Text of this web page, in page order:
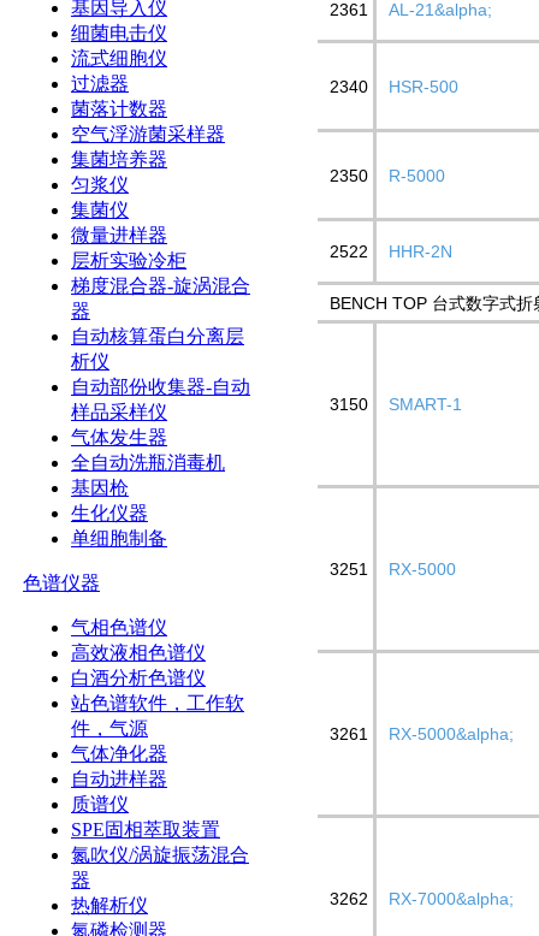
基因导入仪
细菌电击仪
流式细胞仪
过滤器
菌落计数器
空气浮游菌采样器
集菌培养器
匀浆仪
集菌仪
微量进样器
层析实验冷柜
梯度混合器-旋涡混合
器
自动核算蛋白分离层
析仪
自动部份收集器-自动
样品采样仪
气体发生器
全自动洗瓶消毒机
基因枪
生化仪器
单细胞制备
色谱仪器
气相色谱仪
高效液相色谱仪
白酒分析色谱仪
站色谱软件，工作软
件，气源
气体净化器
自动进样器
质谱仪
SPE固相萃取装置
氮吹仪/涡旋振荡混合
器
热解析仪
氮磷检测器
2361 AL-21&alpha;
2340 HSR-500
2350 R-5000
2522 HHR-2N
BENCH TOP 台式数字式折
3150 SMART-1
3251 RX-5000
3261 RX-5000&alpha;
3262 RX-7000&alpha;